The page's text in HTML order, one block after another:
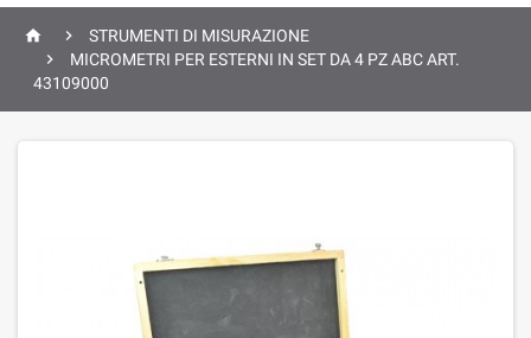
 
STRUMENTI DI MISURAZIONE

MICROMETRI PER ESTERNI IN SET DA 4 PZ ABC ART.
43109000